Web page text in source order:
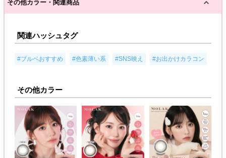
その他カラー・関連商品
関連ハッシュタグ
#ブルベおすすめ #色素薄い系 #SNS映え #お出かけカラコン
その他カラー